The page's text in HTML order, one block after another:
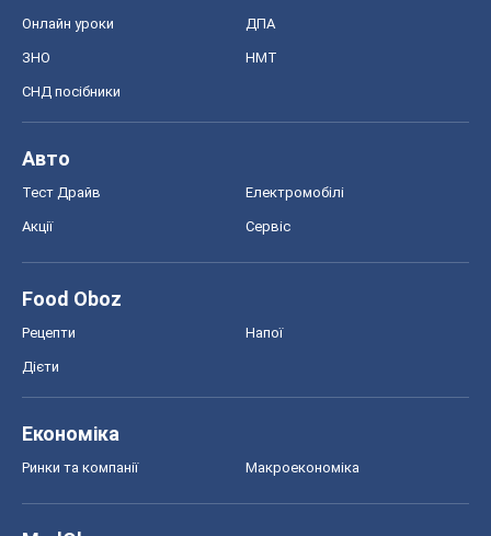
Онлайн уроки ДПА
ЗНО НМТ
СНД посібники
Авто
Тест Драйв Електромобілі
Акції Сервіс
Food Oboz
Рецепти Напої
Дієти
Економіка
Ринки та компанії Макроекономіка